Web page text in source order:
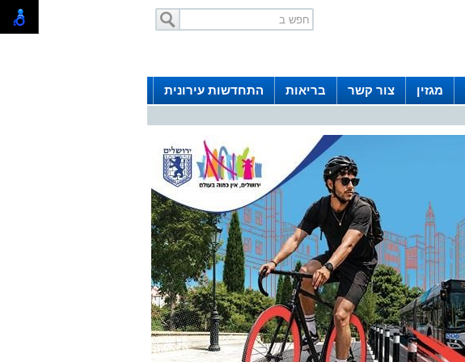
מגזין צור קשר בריאות
התחדשות עירונית